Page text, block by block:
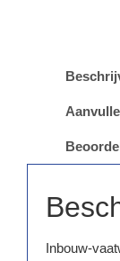
Inbouw-